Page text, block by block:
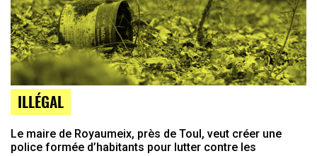
ILLÉGAL
Le maire de Royaumeix, près de Toul, veut créer une
police formée d’habitants pour lutter contre les